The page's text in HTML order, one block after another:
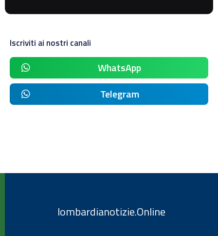
Iscriviti ai nostri canali
WhatsApp
Telegram
lombardianotizie.Online